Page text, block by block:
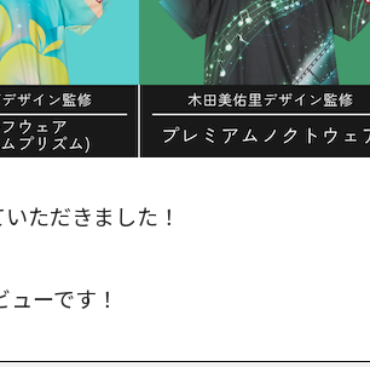
ただきました！
ーです！